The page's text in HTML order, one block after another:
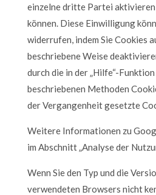
einzelne dritte Partei
können. Diese Einwilligung
widerrufen, indem Sie Cookies
beschriebene Weise
durch die in der „Hilfe“-
beschriebenen Methoden
der Vergangenheit gesetzte
Weitere Informationen zu
im Abschnitt „Analyse der
Wenn Sie den Typ und die
verwendeten Browsers nicht